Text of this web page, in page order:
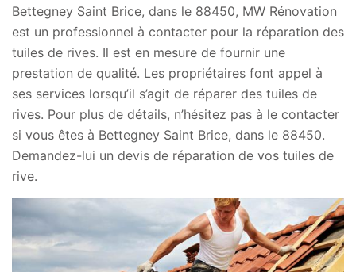
Bettegney Saint Brice, dans le 88450, MW Rénovation
est un professionnel à contacter pour la réparation des
tuiles de rives. Il est en mesure de fournir une
prestation de qualité. Les propriétaires font appel à
ses services lorsqu’il s’agit de réparer des tuiles de
rives. Pour plus de détails, n’hésitez pas à le contacter
si vous êtes à Bettegney Saint Brice, dans le 88450.
Demandez-lui un devis de réparation de vos tuiles de
rive.